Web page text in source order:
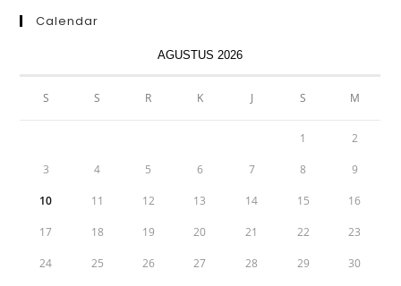
Calendar
AGUSTUS 2026
S S R K J S M
1 2
3 4 5 6 7 8 9
10 11 12 13 14 15 16
17 18 19 20 21 22 23
24 25 26 27 28 29 30